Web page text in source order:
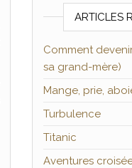
ARTICLES
Comment
sa grand-mère)
Mange, prie,
Turbulence
Titanic
Aventures